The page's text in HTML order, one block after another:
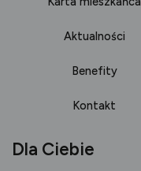
Aktualności
Benefity
Kontakt
Dla Ciebie